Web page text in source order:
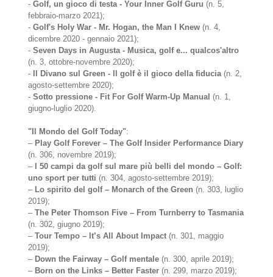
-Golf, un gioco di testa - Your Inner Golf Guru (n. 5,
febbraio-marzo 2021);
-Golf's Holy War - Mr. Hogan, the Man I Knew (n. 4,
dicembre 2020 - gennaio 2021);
-Seven Days in Augusta - Musica, golf e... qualcos'altro
(n. 3, ottobre-novembre 2020);
-
Il Divano sul Green - Il golf è il gioco della fiducia(n. 2,
agosto-settembre 2020);
-Sotto pressione - Fit For Golf Warm-Up Manual (n. 1,
giugno-luglio 2020).
"Il Mondo del Golf Today":
– Play Golf Forever – The Golf Insider Performance Diary
(n. 306, novembre 2019);
–
I 50 campi da golf sul mare più belli del mondo – Golf:
uno sport per tutti (n. 304, agosto-settembre 2019);
– Lo spirito del golf – Monarch of the Green (n. 303, luglio
2019);
–The Peter Thomson Five – From Turnberry to Tasmania
(n. 302, giugno 2019);
–Tour Tempo – It’s All About Impact (n. 301, maggio
2019);
– Down the Fairway – Golf mentale (n. 300, aprile 2019);
– Born on the Links – Better Faster (n. 299, marzo 2019);